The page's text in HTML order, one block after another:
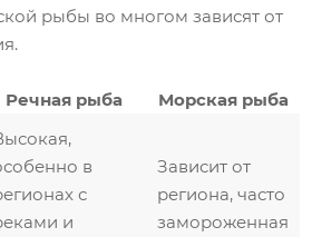
рыбы во многом зависят от
Речная рыба Морская рыба
в
с
и
Зависит от
региона, часто
замороженная